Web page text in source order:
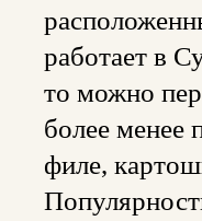
работает в
то можно
более
филе,